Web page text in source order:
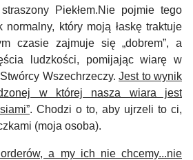
Piekłem.Nie pojmie tego
normalny, który moją łaskę traktuje
czasie zajmuje się „dobrem”, a
ludzkości, pomijając wiarę w
Wszechrzeczy.Jest to wynik
w której nasza wiara jest
. Chodzi o to, aby ujrzeli to ci,
(moja osoba).
a my ich nie chcemy...nie